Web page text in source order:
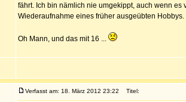
fährt. Ich bin nämlich nie umgekippt, auch wenn
Wiederaufnahme eines früher ausgeübten
Oh Mann, und das mit 16 ...
Verfasst am: 18. März 2012 23:22 Titel: